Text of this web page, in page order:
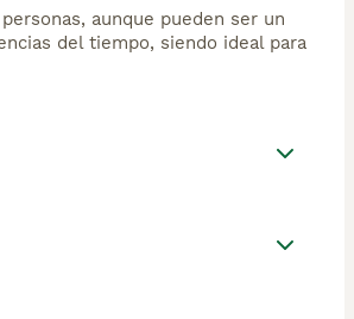
aunque pueden ser un
del tiempo, siendo ideal para